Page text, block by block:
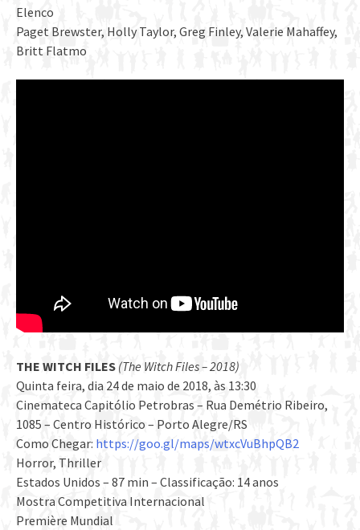
Elenco
Paget Brewster, Holly Taylor, Greg Finley, Valerie Mahaffey,
Britt Flatmo
THE WITCH FILES (The Witch Files – 2018)
Quinta feira, dia 24 de maio de 2018, às 13:30
Cinemateca Capitólio Petrobras – Rua Demétrio Ribeiro,
1085 – Centro Histórico – Porto Alegre/RS
Como Chegar: https://goo.gl/maps/wtxcVuBhpQB2
Horror, Thriller
Estados Unidos – 87 min – Classificação: 14 anos
Mostra Competitiva Internacional
Première Mundial